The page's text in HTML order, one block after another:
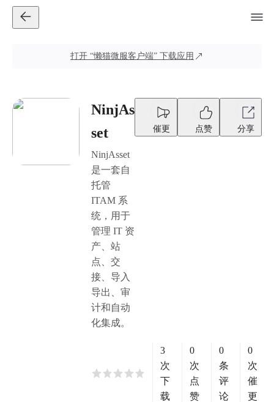
打开 “懒猫微服客户端” 下载应用
NinjAs
set
NinjAsset
是一套自
托管
ITAM 系
统，用于
管理 IT 资
产、站
点、交
接、导入
导出、审
计和自动
化集成。
催更 点赞 分享
3
次
下
载
0
次
点
赞
0
条
评
论
0
次
催
更